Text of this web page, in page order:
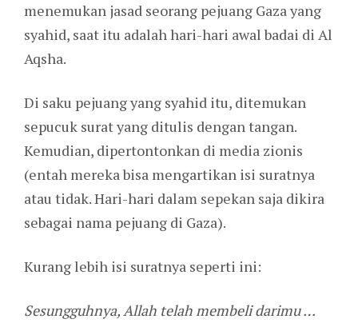
menemukan jasad seorang pejuang Gaza yang
syahid, saat itu adalah hari-hari awal badai di Al
Aqsha.
Di saku pejuang yang syahid itu, ditemukan
sepucuk surat yang ditulis dengan tangan.
Kemudian, dipertontonkan di media zionis
(entah mereka bisa mengartikan isi suratnya
atau tidak. Hari-hari dalam sepekan saja dikira
sebagai nama pejuang di Gaza).
Kurang lebih isi suratnya seperti ini:
Sesungguhnya, Allah telah membeli darimu …